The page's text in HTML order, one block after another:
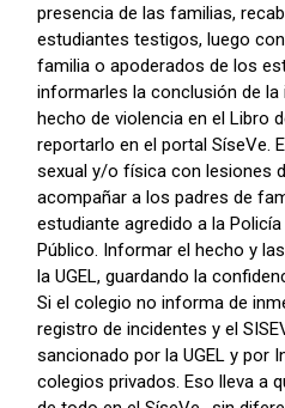
presencia de las familias,
estudiantes testigos, luego
familia o apoderados de los
informarles la conclusión de la
hecho de violencia en el Libro
reportarlo en el portal SíseVe.
sexual y/o física con lesiones
acompañar a los padres de
estudiante agredido a la
Público. Informar el hecho y
la UGEL, guardando la
Si el colegio no informa de
registro de incidentes y el
sancionado por la UGEL y por
colegios privados. Eso lleva a